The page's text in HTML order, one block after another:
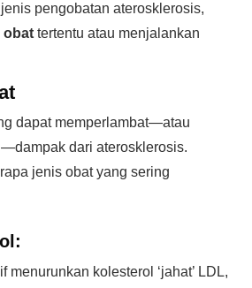
pengobatan aterosklerosis,
obat tertentu atau menjalankan
dapat memperlambat—atau
dari aterosklerosis.
jenis obat yang sering
menurunkan kolesterol ‘jahat’ LDL,